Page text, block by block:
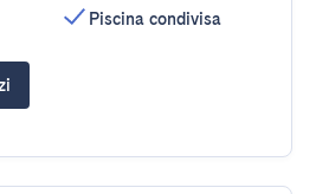
Piscina condivisa